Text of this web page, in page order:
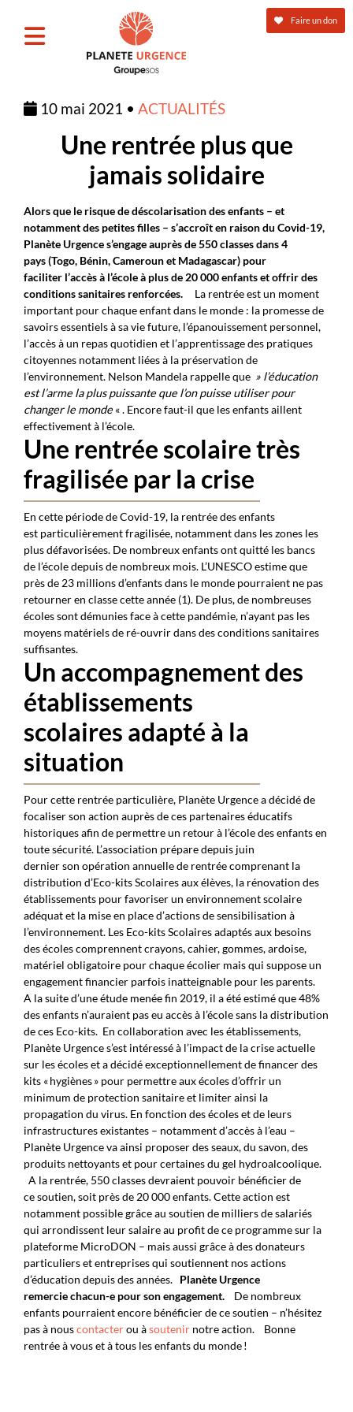
10 mai 2021 • ACTUALITÉS
Une rentrée plus que
jamais solidaire
Alors que le risque de déscolarisation des enfants – et
notamment des petites filles – s’accroît en raison du Covid-19,
Planète Urgence s’engage auprès de 550 classes dans 4
pays (Togo, Bénin, Cameroun et Madagascar) pour
faciliter l’accès à l’école à plus de 20 000 enfants et offrir des
conditions sanitaires renforcées.
La rentrée est un moment
important pour chaque enfant dans le monde : la promesse de
savoirs essentiels à sa vie future, l’épanouissement personnel,
l’accès à un repas quotidien et l’apprentissage des pratiques
citoyennes notamment liées à la préservation de
l’environnement. Nelson Mandela rappelle que » l’éducation
est l’arme la plus puissante que l’on puisse utiliser pour
changer le monde « . Encore faut-il que les enfants aillent
effectivement à l’école.
Une rentrée scolaire très
fragilisée par la crise
En cette période de Covid-19, la rentrée des enfants
est particulièrement fragilisée, notamment dans les zones les
plus défavorisées. De nombreux enfants ont quitté les bancs
de l’école depuis de nombreux mois. L’UNESCO estime que
près de 23 millions d’enfants dans le monde pourraient ne pas
retourner en classe cette année (1). De plus, de nombreuses
écoles sont démunies face à cette pandémie, n’ayant pas les
moyens matériels de ré-ouvrir dans des conditions sanitaires
suffisantes.
Un accompagnement des
établissements
scolaires adapté à la
situation
Pour cette rentrée particulière, Planète Urgence a décidé de
focaliser son action auprès de ces partenaires éducatifs
historiques afin de permettre un retour à l’école des enfants en
toute sécurité. L’association prépare depuis juin
dernier son opération annuelle de rentrée comprenant la
distribution d’Eco-kits Scolaires aux élèves, la rénovation des
établissements pour favoriser un environnement scolaire
adéquat et la mise en place d’actions de sensibilisation à
l’environnement. Les Eco-kits Scolaires adaptés aux besoins
des écoles comprennent crayons, cahier, gommes, ardoise,
matériel obligatoire pour chaque écolier mais qui suppose un
engagement financier parfois inatteignable pour les parents.
A la suite d’une étude menée fin 2019, il a été estimé que 48%
des enfants n’auraient pas eu accès à l’école sans la distribution
de ces Eco-kits. En collaboration avec les établissements,
Planète Urgence s’est intéressé à l’impact de la crise actuelle
sur les écoles et a décidé exceptionnellement de financer des
kits « hygiènes » pour permettre aux écoles d’offrir un
minimum de protection sanitaire et limiter ainsi la
propagation du virus. En fonction des écoles et de leurs
infrastructures existantes – notamment d’accès à l’eau –
Planète Urgence va ainsi proposer des seaux, du savon, des
produits nettoyants et pour certaines du gel hydroalcoolique.
A la rentrée, 550 classes devraient pouvoir bénéficier de
ce soutien, soit près de 20 000 enfants. Cette action est
notamment possible grâce au soutien de milliers de salariés
qui arrondissent leur salaire au profit de ce programme sur la
plateforme MicroDON – mais aussi grâce à des donateurs
particuliers et entreprises qui soutiennent nos actions
d’éducation depuis des années. Planète Urgence
remercie chacun-e pour son engagement.
De nombreux
enfants pourraient encore bénéficier de ce soutien – n’hésitez
pas à nouscontacterou àsoutenir notre action.
Bonne
rentrée à vous et à tous les enfants du monde !
Faire un don